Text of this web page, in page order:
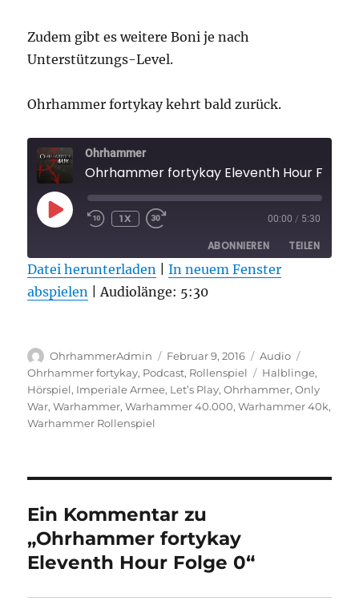
Zudem gibt es weitere Boni je nach
Unterstützungs-Level.
Ohrhammer fortykay kehrt bald zurück.
Ohrhammer
Ohrhammer fortykay Eleventh Hour Folge
PLAY
EPISODE
1X 00:00 / 5:30
ABONNIEREN TEILEN
RSS FEED
TEILEN
EMBED
Datei herunterladen |In neuem Fenster
abspielen |Audiolänge: 5:30
Autor
OhrhammerAdmin
Veröffentlicht
am
Februar 9, 2016 Format
Audio
Ohrhammer fortykay, Podcast, Rollenspiel Schlagwörter
Halblinge,
Hörspiel, Imperiale Armee, Let’s Play,Ohrhammer,Only
War,Warhammer,Warhammer 40.000,Warhammer 40k,
Warhammer Rollenspiel
Ein Kommentar zu
„Ohrhammer fortykay
Eleventh Hour Folge 0“